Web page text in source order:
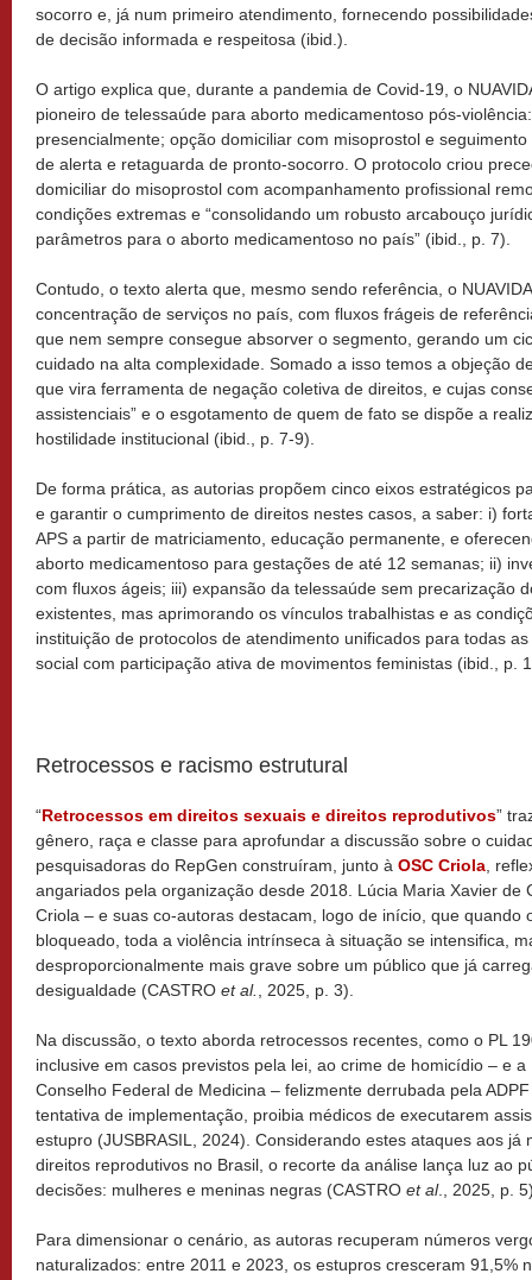
socorro e, já num primeiro atendimento, fornecendo
de decisão informada e respeitosa (ibid.).
O artigo explica que, durante a pandemia de Covid-19, o
pioneiro de telessaúde para aborto medicamentoso pós-
presencialmente; opção domiciliar com misoprostol e
de alerta e retaguarda de pronto-socorro. O protocolo criou
domiciliar do misoprostol com acompanhamento profissional
condições extremas e “consolidando um robusto arcabouço
parâmetros para o aborto medicamentoso no país” (ibid., p. 7).
Contudo, o texto alerta que, mesmo sendo referência, o
concentração de serviços no país, com fluxos frágeis de
que nem sempre consegue absorver o segmento, gerando um
cuidado na alta complexidade. Somado a isso temos a objeção
que vira ferramenta de negação coletiva de direitos, e cujas
assistenciais” e o esgotamento de quem de fato se dispõe a
hostilidade institucional (ibid., p. 7-9).
De forma prática, as autorias propõem cinco eixos estratégicos
e garantir o cumprimento de direitos nestes casos, a saber: i)
APS a partir de matriciamento, educação permanente, e
aborto medicamentoso para gestações de até 12 semanas; ii)
com fluxos ágeis; iii) expansão da telessaúde sem precarização
existentes, mas aprimorando os vínculos trabalhistas e as
instituição de protocolos de atendimento unificados para todas
social com participação ativa de movimentos feministas (ibid., p.
Retrocessos e racismo estrutural
“Retrocessos em direitos sexuais e direitos reprodutivos”
gênero, raça e classe para aprofundar a discussão sobre o
pesquisadoras do RepGen construíram, junto à OSC Criola ,
angariados pela organização desde 2018. Lúcia Maria Xavier de
Criola – e suas co-autoras destacam, logo de início, que quando
bloqueado, toda a violência intrínseca à situação se intensifica,
desproporcionalmente mais grave sobre um público que já
desigualdade (CASTRO et al. , 2025, p. 3).
Na discussão, o texto aborda retrocessos recentes, como o PL
inclusive em casos previstos pela lei, ao crime de homicídio – e
Conselho Federal de Medicina – felizmente derrubada pela
tentativa de implementação, proibia médicos de executarem
estupro (JUSBRASIL, 2024). Considerando estes ataques aos já
direitos reprodutivos no Brasil, o recorte da análise lança luz ao
decisões: mulheres e meninas negras (CASTRO et al., 2025, p.
Para dimensionar o cenário, as autoras recuperam números
naturalizados: entre 2011 e 2023, os estupros cresceram 91,5%